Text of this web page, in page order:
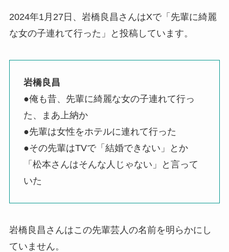
2024年1月27日、岩橋良昌さんはXで「先輩に綺麗
な女の子連れて行った」と投稿しています。
岩橋良昌
●俺も昔、先輩に綺麗な女の子連れて行っ
た、まあ上納か
●先輩は女性をホテルに連れて行った
●その先輩はTVで「結婚できない」とか
「松本さんはそんな人じゃない」と言って
いた
岩橋良昌さんはこの先輩芸人の名前を明らかにし
ていません。